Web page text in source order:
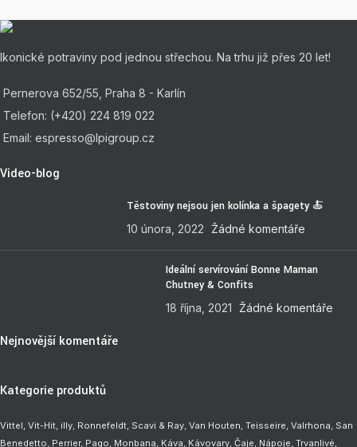
Ikonické potraviny pod jednou střechou. Na trhu již přes 20 let!
Pernerova 652/55, Praha 8 - Karlín
Telefon: (+420) 224 819 022
Email: espresso@lpigroup.cz
Video-blog
Těstoviny nejsou jen kolínka a špagety 🍝
10 února, 2022 Žádné komentáře
Ideální servírování Bonne Maman
Chutney & Confits
18 října, 2021 Žádné komentáře
Nejnovější komentáře
Kategorie produktů
Vittel, Vit-Hit illy Ronnefeldt Scavi & Ray Van Houten Teisseire Valrhona San
Benedetto Perrier, Pago Monbana Káva Kávovary Čaje Nápoje Trvanlivé